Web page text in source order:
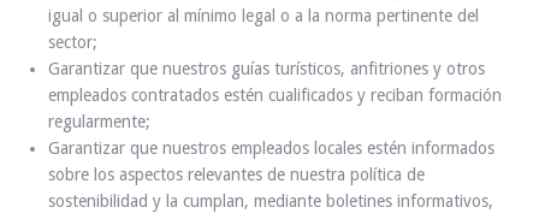
igual o superior al mínimo legal o a la norma pertinente del
sector;
Garantizar que nuestros guías turísticos, anfitriones y otros
empleados contratados estén cualificados y reciban formación
regularmente;
Garantizar que nuestros empleados locales estén informados
sobre los aspectos relevantes de nuestra política de
sostenibilidad y la cumplan, mediante boletines informativos,